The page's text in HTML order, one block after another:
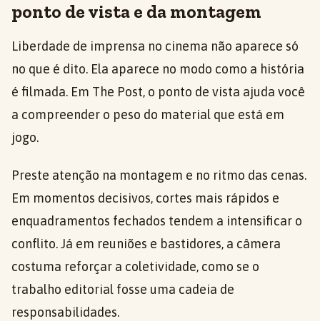
ponto de vista e da montagem
Liberdade de imprensa no cinema não aparece só
no que é dito. Ela aparece no modo como a história
é filmada. Em The Post, o ponto de vista ajuda você
a compreender o peso do material que está em
jogo.
Preste atenção na montagem e no ritmo das cenas.
Em momentos decisivos, cortes mais rápidos e
enquadramentos fechados tendem a intensificar o
conflito. Já em reuniões e bastidores, a câmera
costuma reforçar a coletividade, como se o
trabalho editorial fosse uma cadeia de
responsabilidades.